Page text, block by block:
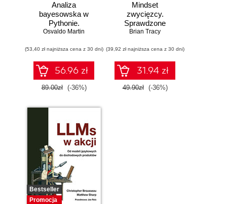
Analiza
bayesowska w
Pythonie.
Praktyczny
modelowaniu
probabilistycznym.
Wydanie III
Osvaldo Martin
(53,40 zł najniższa cena z 30 dni)
56.96 zł
89.00zł (-36%)
Mindset
zwycięzcy.
Sprawdzone
strategie na drodze
Brian Tracy
(39,92 zł najniższa cena z 30 dni)
31.94 zł
49.90zł (-36%)
Bestseller
Promocja